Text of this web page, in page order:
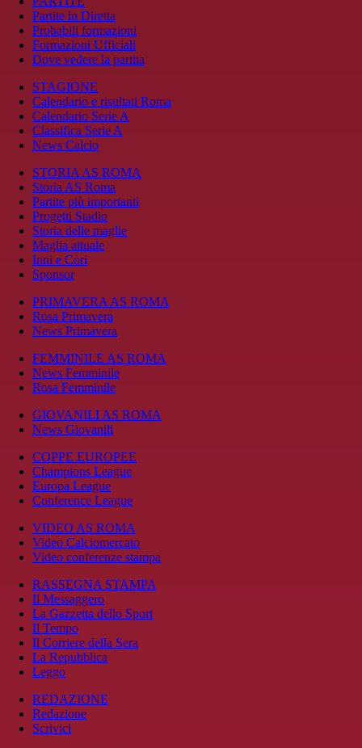
Partite in Diretta
Probabili formazioni
Formazioni Ufficiali
Dove vedere la partita
STAGIONE
Calendario e risultati Roma
Calendario Serie A
Classifica Serie A
News Calcio
STORIA AS ROMA
Storia AS Roma
Partite più importanti
Progetti Stadio
Storia delle maglie
Maglia attuale
Inni e Cori
Sponsor
PRIMAVERA AS ROMA
Rosa Primavera
News Primavera
FEMMINILE AS ROMA
News Femminile
Rosa Femminile
GIOVANILI AS ROMA
News Giovanili
COPPE EUROPEE
Champions League
Europa League
Conference League
VIDEO AS ROMA
Video Calciomercato
Video conferenze stampa
RASSEGNA STAMPA
Il Messaggero
La Gazzetta dello Sport
Il Tempo
Il Corriere della Sera
La Repubblica
Leggo
REDAZIONE
Redazione
Scrivici